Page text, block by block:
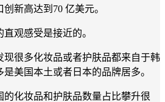
新高达到70 亿美元。
观感受是接近的。
现很多化妆品或者护肤品都来自于韩
美国本土或者日本的品牌居多。
的化妆品和护肤品数量占比攀升很